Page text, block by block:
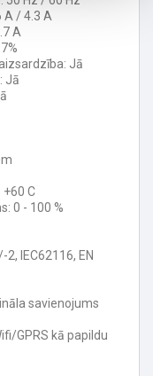
A / 4.3 A
A
Jā
Jā
C
0 - 100 %
IEC62116, EN
savienojums
GPRS kā papildu